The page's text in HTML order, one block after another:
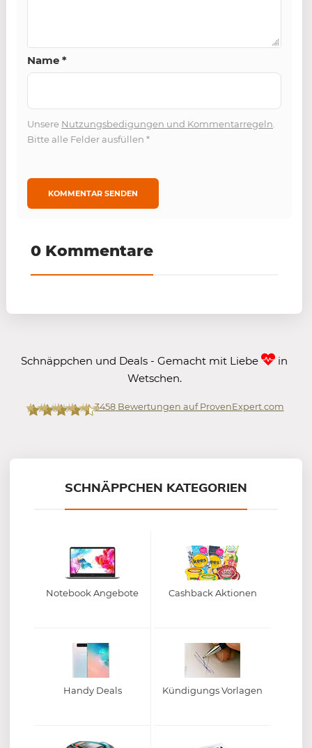
Name *
Unsere Nutzungsbedigungen und Kommentarregeln.
Bitte alle Felder ausfüllen *
0 Kommentare
Schnäppchen und Deals - Gemacht mit Liebe
in
Wetschen.
3458Bewertungen auf ProvenExpert.com
SCHNÄPPCHEN KATEGORIEN
Notebook Angebote Cashback Aktionen
Handy Deals Kündigungs Vorlagen